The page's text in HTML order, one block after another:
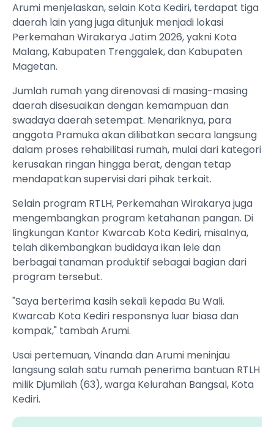
Arumi menjelaskan, selain Kota Kediri, terdapat tiga
daerah lain yang juga ditunjuk menjadi lokasi
Perkemahan Wirakarya Jatim 2026, yakni Kota
Malang, Kabupaten Trenggalek, dan Kabupaten
Magetan.
Jumlah rumah yang direnovasi di masing-masing
daerah disesuaikan dengan kemampuan dan
swadaya daerah setempat. Menariknya, para
anggota Pramuka akan dilibatkan secara langsung
dalam proses rehabilitasi rumah, mulai dari kategori
kerusakan ringan hingga berat, dengan tetap
mendapatkan supervisi dari pihak terkait.
Selain program RTLH, Perkemahan Wirakarya juga
mengembangkan program ketahanan pangan. Di
lingkungan Kantor Kwarcab Kota Kediri, misalnya,
telah dikembangkan budidaya ikan lele dan
berbagai tanaman produktif sebagai bagian dari
program tersebut.
"Saya berterima kasih sekali kepada Bu Wali.
Kwarcab Kota Kediri responsnya luar biasa dan
kompak," tambah Arumi.
Usai pertemuan, Vinanda dan Arumi meninjau
langsung salah satu rumah penerima bantuan RTLH
milik Djumilah (63), warga Kelurahan Bangsal, Kota
Kediri.